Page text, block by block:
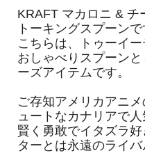
KRAFT マカロニ & チ
トーキングスプーンで
こちらは、トゥーイー
おしゃべりスプーン
ーズアイテムです。
ご存知アメリカアニ
ュートなカナリアで人
賢く勇敢でイタズラ
ターとは永遠のライバ